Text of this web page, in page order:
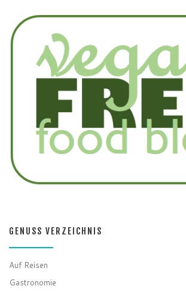
GENUSS VERZEICHNIS
Auf Reisen
Gastronomie